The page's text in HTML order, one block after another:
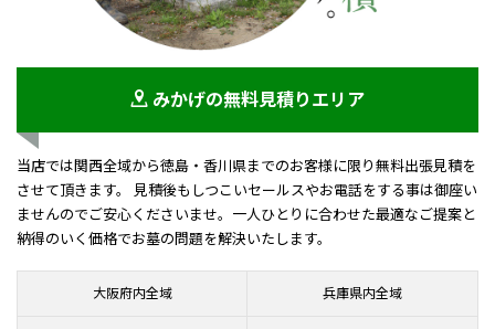
みかげの無料見積りエリア
当店では関西全域から徳島・香川県までのお客様に限り無料出張見積を
させて頂きます。 見積後もしつこいセールスやお電話をする事は御座い
ませんのでご安心くださいませ。一人ひとりに合わせた最適なご提案と
納得のいく価格でお墓の問題を解決いたします。
大阪府内全域 兵庫県内全域